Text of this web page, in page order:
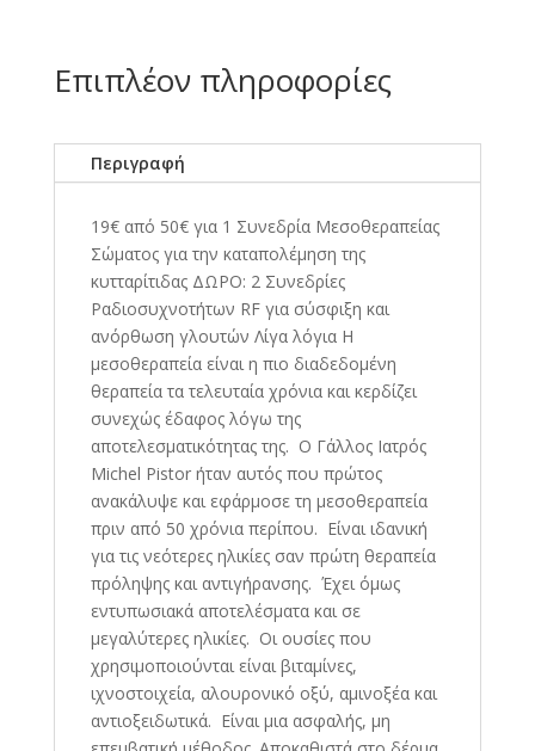
Επιπλέον πληροφορίες
Περιγραφή
19€ από 50€ για 1 Συνεδρία Μεσοθεραπείας
Σώματος για την καταπολέμηση της
κυτταρίτιδας ΔΩΡΟ: 2 Συνεδρίες
Ραδιοσυχνοτήτων RF για σύσφιξη και
ανόρθωση γλουτών Λίγα λόγια Η
μεσοθεραπεία είναι η πιο διαδεδομένη
θεραπεία τα τελευταία χρόνια και κερδίζει
συνεχώς έδαφος λόγω της
αποτελεσματικότητας της. Ο Γάλλος Ιατρός
Michel Pistor ήταν αυτός που πρώτος
ανακάλυψε και εφάρμοσε τη μεσοθεραπεία
πριν από 50 χρόνια περίπου. Είναι ιδανική
για τις νεότερες ηλικίες σαν πρώτη θεραπεία
πρόληψης και αντιγήρανσης. Έχει όμως
εντυπωσιακά αποτελέσματα και σε
μεγαλύτερες ηλικίες. Οι ουσίες που
χρησιμοποιούνται είναι βιταμίνες,
ιχνοστοιχεία, αλουρονικό οξύ, αμινοξέα και
αντιοξειδωτικά. Είναι μια ασφαλής, μη